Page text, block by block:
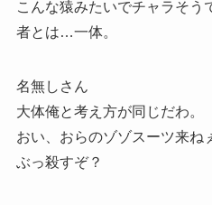
こんな猿みたいでチャラそう
者とは…一体。
名無しさん
大体俺と考え方が同じだわ。
おい、おらのゾゾスーツ来ね
ぶっ殺すぞ？